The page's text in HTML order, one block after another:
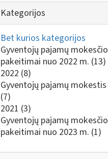
Kategorijos
Bet kurios kategorijos
Gyventojų pajamų mokesčio
pakeitimai nuo 2022 m. (13)
2022 (8)
Gyventojų pajamų mokestis
(7)
2021 (3)
Gyventojų pajamų mokesčio
pakeitimai nuo 2023 m. (1)